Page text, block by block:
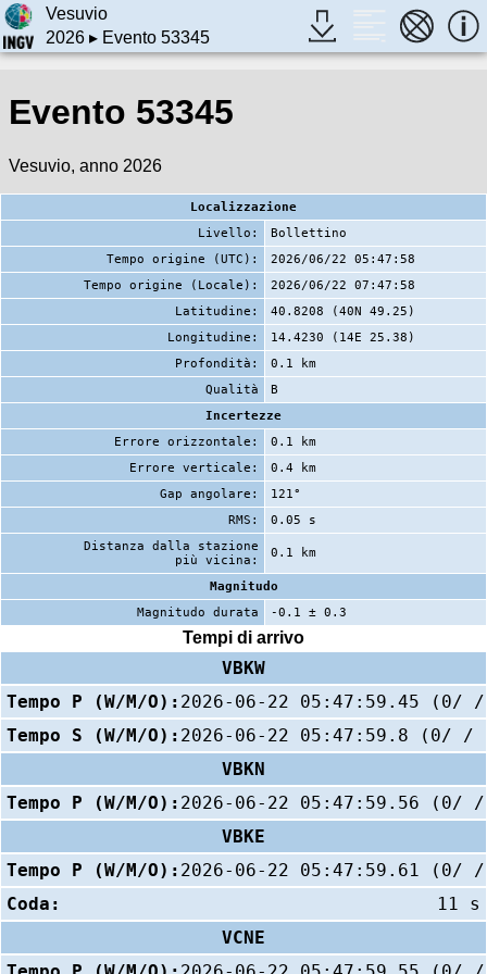
Vesuvio
2026▸ Evento 53345
Evento 53345
Vesuvio, anno 2026
Localizzazione
Livello:
Bollettino
Tempo origine (UTC):
2026/06/22 05:47:58
Tempo origine (Locale):
2026/06/22 07:47:58
Latitudine:
40.8208 (40N 49.25)
Longitudine:
14.4230 (14E 25.38)
Profondità:
0.1 km
Qualità
B
Incertezze
Errore orizzontale:
0.1 km
Errore verticale:
0.4 km
Gap angolare:
121°
RMS:
0.05 s
Distanza dalla stazione
più vicina:
0.1 km
Magnitudo
Magnitudo durata
-0.1 ± 0.3
Tempi di arrivo
VBKW
Tempo P (W/M/O): 2026-06-22 05:47:59.45 (0/
Tempo S (W/M/O): 2026-06-22 05:47:59.8 (0/ /
VBKN
Tempo P (W/M/O): 2026-06-22 05:47:59.56 (0/
VBKE
Tempo P (W/M/O): 2026-06-22 05:47:59.61 (0/
Coda:
11 s
VCNE